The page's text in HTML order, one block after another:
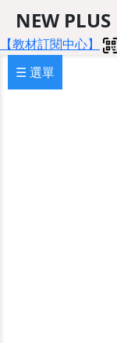
NEW PLUS
【教材訂閱中心】
☰ 選單